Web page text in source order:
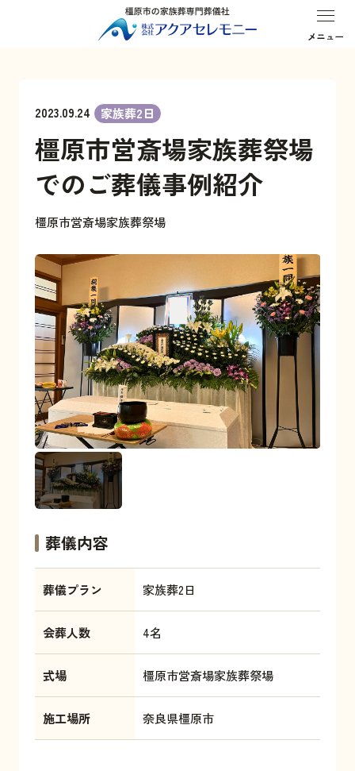
式場・斎場 はじめての方へ お客様の声
2023.09.24 家族葬2日
橿原市営斎場家族葬祭場
でのご葬儀事例紹介
橿原市営斎場家族葬祭場
葬儀内容
葬儀プラン 家族葬2日
会葬人数 4名
式場 橿原市営斎場家族葬祭場
施工場所 奈良県橿原市